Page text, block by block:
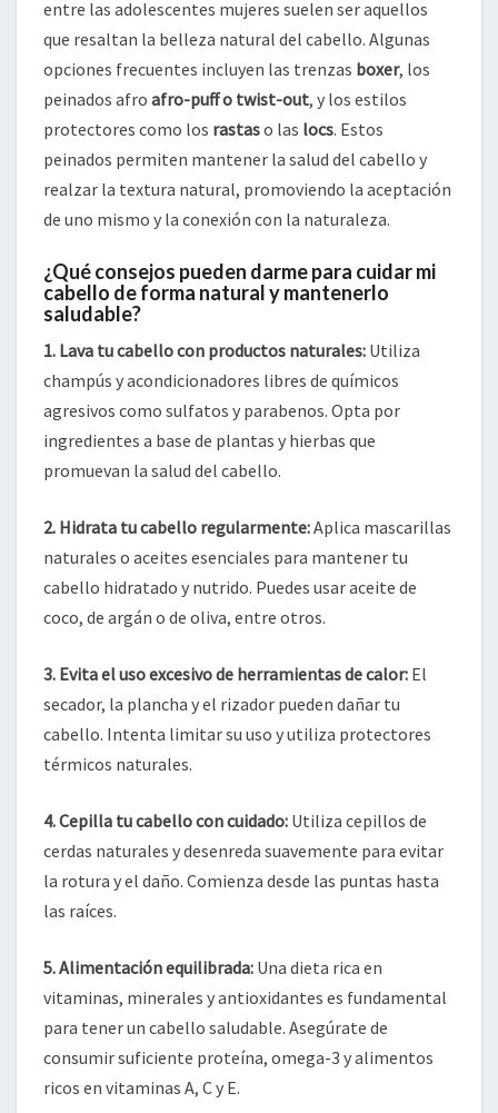
entre las adolescentes mujeres suelen ser aquellos
que resaltan la belleza natural del cabello. Algunas
opciones frecuentes incluyen las trenzas boxer, los
peinados afro afro-puff o twist-out, y los estilos
protectores como los rastaso las locs. Estos
peinados permiten mantener la salud del cabello y
realzar la textura natural, promoviendo la aceptación
de uno mismo y la conexión con la naturaleza.
¿Qué consejos pueden darme para cuidar mi
cabello de forma natural y mantenerlo
saludable?
1. Lava tu cabello con productos naturales: Utiliza
champús y acondicionadores libres de químicos
agresivos como sulfatos y parabenos. Opta por
ingredientes a base de plantas y hierbas que
promuevan la salud del cabello.
2. Hidrata tu cabello regularmente:Aplica mascarillas
naturales o aceites esenciales para mantener tu
cabello hidratado y nutrido. Puedes usar aceite de
coco, de argán o de oliva, entre otros.
3. Evita el uso excesivo de herramientas de calor: El
secador, la plancha y el rizador pueden dañar tu
cabello. Intenta limitar su uso y utiliza protectores
térmicos naturales.
4. Cepilla tu cabello con cuidado: Utiliza cepillos de
cerdas naturales y desenreda suavemente para evitar
la rotura y el daño. Comienza desde las puntas hasta
las raíces.
5. Alimentación equilibrada: Una dieta rica en
vitaminas, minerales y antioxidantes es fundamental
para tener un cabello saludable. Asegúrate de
consumir suficiente proteína, omega-3 y alimentos
ricos en vitaminas A, C y E.